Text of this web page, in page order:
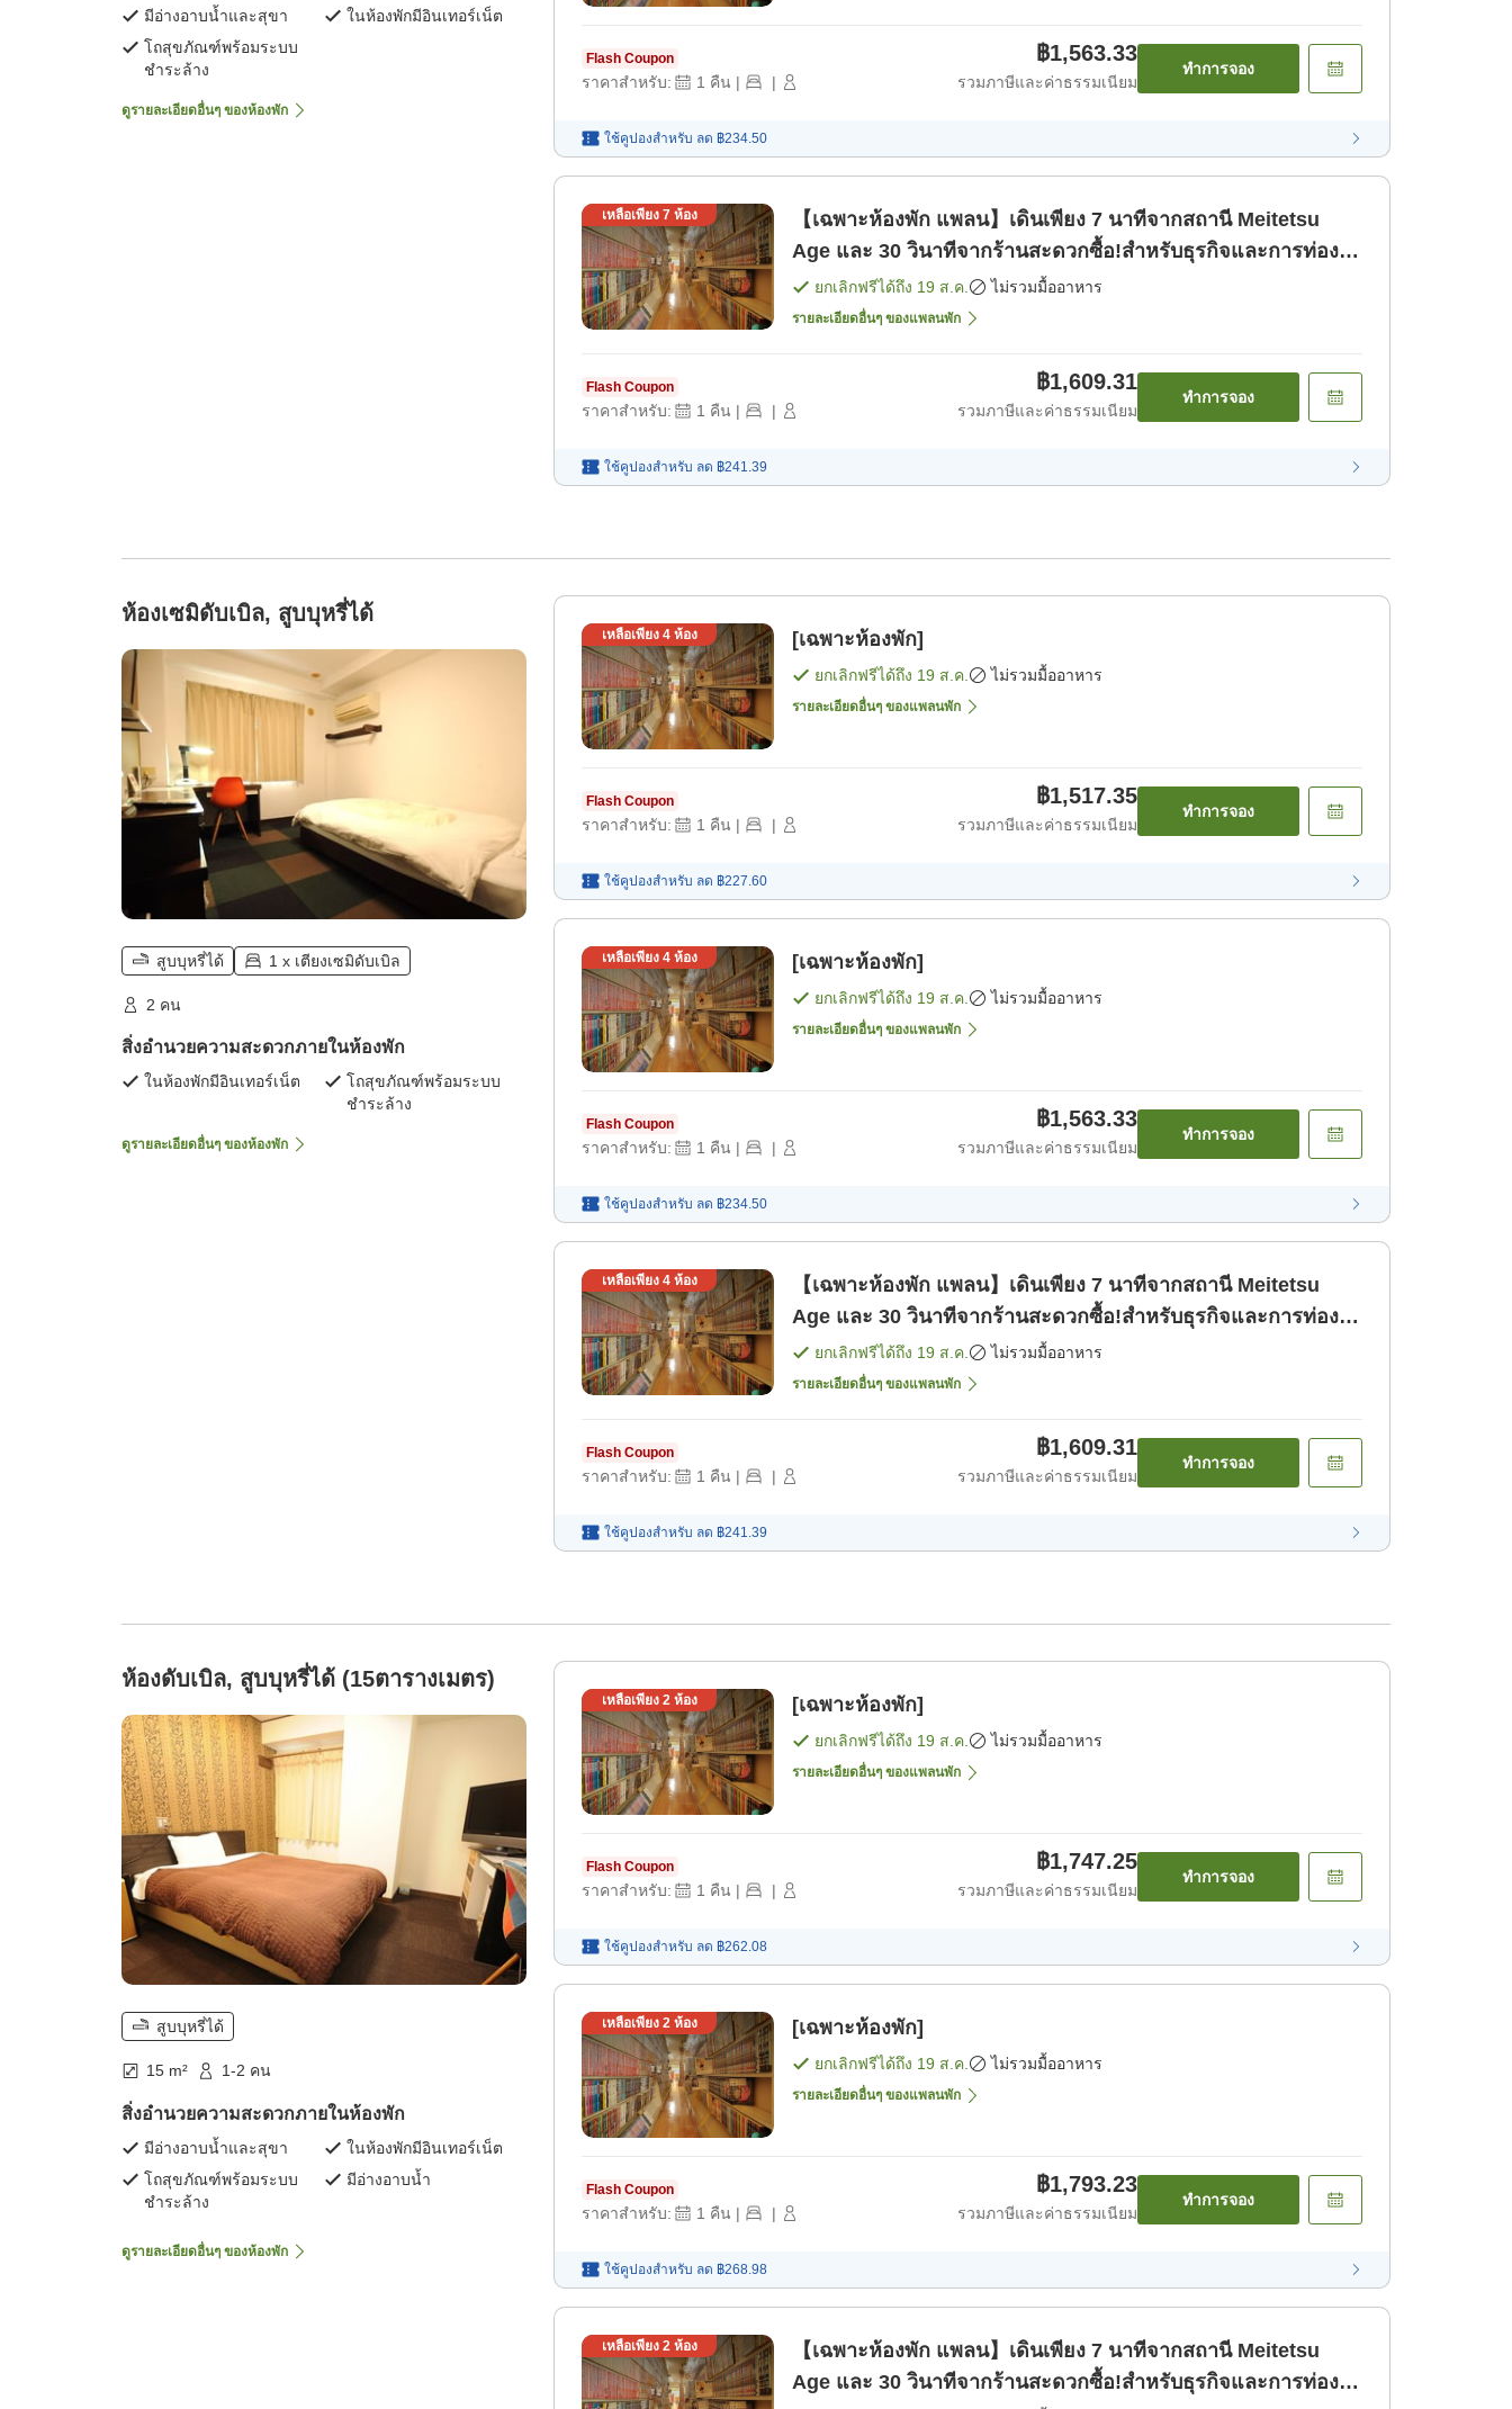
มีอ่างอาบน้ำและสุขา
ในห้องพักมีอินเทอร์เน็ต
โถสุขภัณฑ์พร้อมระบบ
ชำระล้าง
ดูรายละเอียดอื่นๆ ของห้องพัก
Flash Coupon
ราคาสำหรับ: 1 คืน | |
฿1,563.33
รวมภาษีและค่าธรรมเนียม
ทำการจอง
ใช้คูปองสำหรับ ลด ฿234.50
เหลือเพียง 7ห้อง
【เฉพาะห้องพัก แพลน】เดินเพียง 7 นาทีจากสถานี Meitetsu
Age และ 30 วินาทีจากร้านสะดวกซื้อ!สำหรับธุรกิจและการท่อง
เที่ยว!【มีที่จอดรถครบครัน】 [เฉพาะห้องพัก]
ยกเลิกฟรีได้ถึง 19 ส.ค. ไม่รวมมื้ออาหาร
รายละเอียดอื่นๆ ของแพลนพัก
Flash Coupon
ราคาสำหรับ: 1 คืน | |
฿1,609.31
รวมภาษีและค่าธรรมเนียม
ทำการจอง
ใช้คูปองสำหรับ ลด ฿241.39
ห้องเซมิดับเบิล, สูบบุหรี่ได้
สูบบุหรี่ได้ 1 x เตียงเซมิดับเบิล
2 คน
สิ่งอำนวยความสะดวกภายในห้องพัก
ในห้องพักมีอินเทอร์เน็ต
โถสุขภัณฑ์พร้อมระบบ
ชำระล้าง
ดูรายละเอียดอื่นๆ ของห้องพัก
เหลือเพียง 4ห้อง [เฉพาะห้องพัก]
ยกเลิกฟรีได้ถึง 19 ส.ค. ไม่รวมมื้ออาหาร
รายละเอียดอื่นๆ ของแพลนพัก
Flash Coupon
ราคาสำหรับ: 1 คืน | |
฿1,517.35
รวมภาษีและค่าธรรมเนียม
ทำการจอง
ใช้คูปองสำหรับ ลด ฿227.60
เหลือเพียง 4ห้อง [เฉพาะห้องพัก]
ยกเลิกฟรีได้ถึง 19 ส.ค. ไม่รวมมื้ออาหาร
รายละเอียดอื่นๆ ของแพลนพัก
Flash Coupon
ราคาสำหรับ: 1 คืน | |
฿1,563.33
รวมภาษีและค่าธรรมเนียม
ทำการจอง
ใช้คูปองสำหรับ ลด ฿234.50
เหลือเพียง 4ห้อง
【เฉพาะห้องพัก แพลน】เดินเพียง 7 นาทีจากสถานี Meitetsu
Age และ 30 วินาทีจากร้านสะดวกซื้อ!สำหรับธุรกิจและการท่อง
เที่ยว!【มีที่จอดรถครบครัน】 [เฉพาะห้องพัก]
ยกเลิกฟรีได้ถึง 19 ส.ค. ไม่รวมมื้ออาหาร
รายละเอียดอื่นๆ ของแพลนพัก
Flash Coupon
ราคาสำหรับ: 1 คืน | |
฿1,609.31
รวมภาษีและค่าธรรมเนียม
ทำการจอง
ใช้คูปองสำหรับ ลด ฿241.39
ห้องดับเบิล, สูบบุหรี่ได้ (15ตารางเมตร)
สูบบุหรี่ได้
15 m² 1-2 คน
สิ่งอำนวยความสะดวกภายในห้องพัก
มีอ่างอาบน้ำและสุขา
ในห้องพักมีอินเทอร์เน็ต
โถสุขภัณฑ์พร้อมระบบ
ชำระล้าง
มีอ่างอาบน้ำ
ดูรายละเอียดอื่นๆ ของห้องพัก
เหลือเพียง 2ห้อง [เฉพาะห้องพัก]
ยกเลิกฟรีได้ถึง 19 ส.ค. ไม่รวมมื้ออาหาร
รายละเอียดอื่นๆ ของแพลนพัก
Flash Coupon
ราคาสำหรับ: 1 คืน | |
฿1,747.25
รวมภาษีและค่าธรรมเนียม
ทำการจอง
ใช้คูปองสำหรับ ลด ฿262.08
เหลือเพียง 2ห้อง [เฉพาะห้องพัก]
ยกเลิกฟรีได้ถึง 19 ส.ค. ไม่รวมมื้ออาหาร
รายละเอียดอื่นๆ ของแพลนพัก
Flash Coupon
ราคาสำหรับ: 1 คืน | |
฿1,793.23
รวมภาษีและค่าธรรมเนียม
ทำการจอง
ใช้คูปองสำหรับ ลด ฿268.98
เหลือเพียง 2ห้อง
【เฉพาะห้องพัก แพลน】เดินเพียง 7 นาทีจากสถานี Meitetsu
Age และ 30 วินาทีจากร้านสะดวกซื้อ!สำหรับธุรกิจและการท่อง